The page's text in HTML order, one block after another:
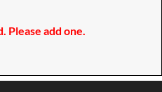
Please add one.